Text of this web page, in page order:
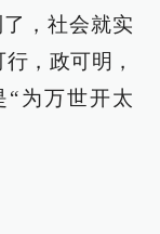
，社会就实
，政可明，
“为万世开太